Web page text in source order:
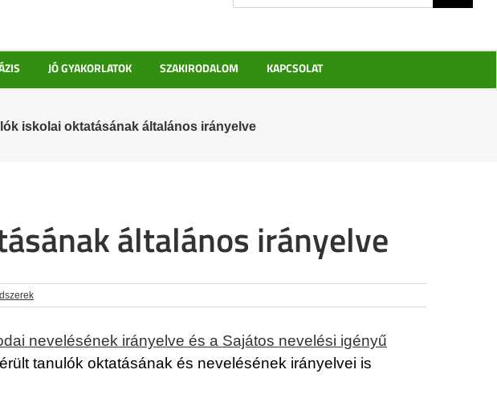
JÓ GYAKORLATOK SZAKIRODALOM KAPCSOLAT
iskolai oktatásának általános irányelve
általános irányelve
nevelésének irányelve és a Sajátos nevelési igényű
tanulók oktatásának és nevelésének irányelvei is